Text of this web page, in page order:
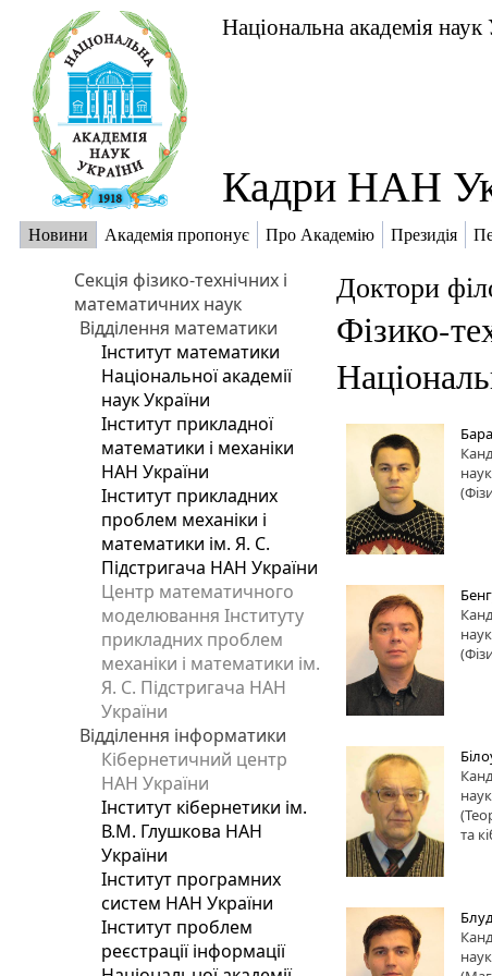
Національна академія наук
Кадри НАН
Новини Академія пропонує Про Академію Президія
Секція фізико-технічних і
математичних наук
Відділення математики
Інститут математики
Національної академії
наук України
Інститут прикладної
математики і механіки
НАН України
Інститут прикладних
проблем механіки і
математики ім. Я. С.
Підстригача НАН України
Центр математичного
моделювання Інституту
прикладних проблем
механіки і математики ім.
Я. С. Підстригача НАН
України
Відділення інформатики
Кібернетичний центр
НАН України
Інститут кібернетики ім.
В.М. Глушкова НАН
України
Інститут програмних
систем НАН України
Інститут проблем
реєстрації інформації
Доктори
Фізико-
наук
наук
наук
та
наук